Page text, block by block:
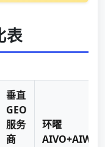
表
垂直
GEO
服务
商
环曜
AIVO+AIWO